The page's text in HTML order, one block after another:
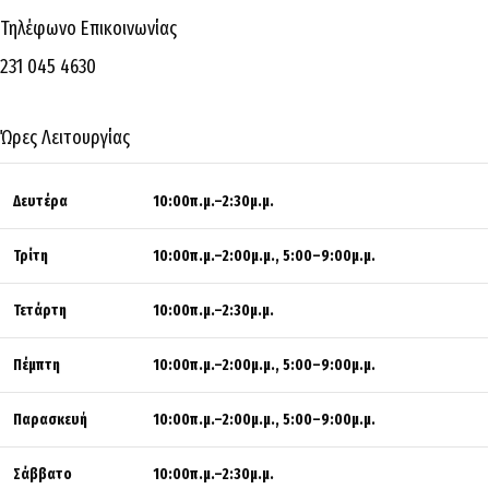
Τηλέφωνο Επικοινωνίας
231 045 4630
Ώρες Λειτουργίας
Δευτέρα 10:00π.μ.–2:30μ.μ.
Τρίτη 10:00π.μ.–2:00μ.μ., 5:00–9:00μ.μ.
Τετάρτη 10:00π.μ.–2:30μ.μ.
Πέμπτη 10:00π.μ.–2:00μ.μ., 5:00–9:00μ.μ.
Παρασκευή 10:00π.μ.–2:00μ.μ., 5:00–9:00μ.μ.
Σάββατο 10:00π.μ.–2:30μ.μ.